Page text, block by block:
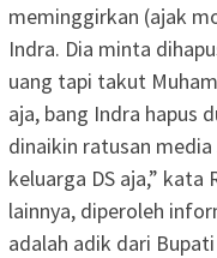
meminggirkan (ajak
Indra. Dia minta
uang tapi takut
aja, bang Indra hapus
dinaikin ratusan
keluarga DS aja,” kata
lainnya, diperoleh
adalah adik dari